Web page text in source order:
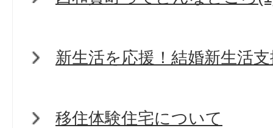
新生活を応援！結婚新生活
移住体験住宅について